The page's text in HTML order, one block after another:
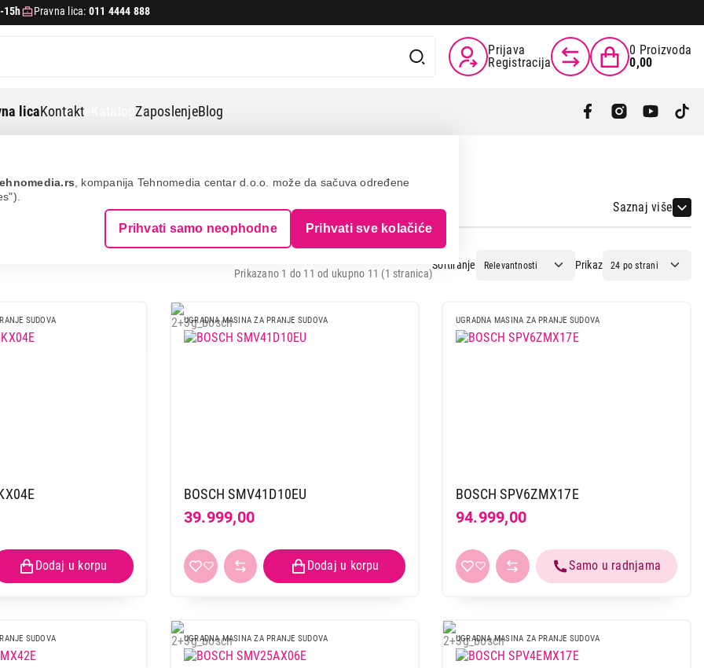
, kompanija Tehnomedia centar d.o.o. može da sačuva određene
Prihvati samo neophodne Prihvati sve kolačiće
15h Pravna lica: 011 4444 888
Prijava
Registracija
0 Proizvoda
0,00
licaKontakt eKatalogZaposlenjeBlog
MAŠINE ZA PRANJE SUDOVA - BOSCH Saznaj više
Sortiranje Prikaz
Prikazano 1 do 11 od ukupno 11 (1 stranica)
SUDOVA UGRADNA MASINA ZA PRANJE SUDOVA
BOSCH SMV41D10EU
39.999,00
UGRADNA MASINA ZA PRANJE SUDOVA
BOSCH SPV6ZMX17E
94.999,00
SUDOVA UGRADNA MASINA ZA PRANJE SUDOVA UGRADNA MASINA ZA PRANJE SUDOVA